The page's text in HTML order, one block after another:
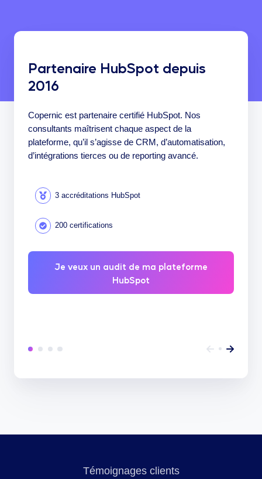
Partenaire HubSpot depuis
2016
Copernic est partenaire certifié HubSpot. Nos
consultants maîtrisent chaque aspect de la
plateforme, qu’il s’agisse de CRM, d’automatisation,
d’intégrations tierces ou de reporting avancé.
3 accréditations HubSpot
200 certifications
Je veux un audit de ma plateforme
HubSpot
Témoignages clients